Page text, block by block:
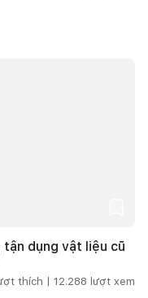
dụng vật liệu cũ
thích | 12.288 lượt xem